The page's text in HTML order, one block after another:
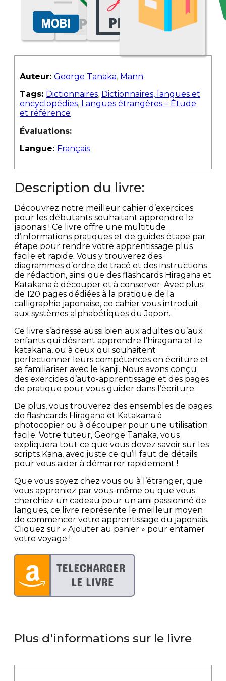
Auteur: George Tanaka, Mann
Tags: Dictionnaires, Dictionnaires, langues et
encyclopédies, Langues étrangères – Étude
et référence
Évaluations:
Langue: Français
Description du livre:
Découvrez notre meilleur cahier d’exercices
pour les débutants souhaitant apprendre le
japonais ! Ce livre offre une multitude
d’informations pratiques et de guides étape par
étape pour rendre votre apprentissage plus
facile et rapide. Vous y trouverez des
diagrammes d’ordre de tracé et des instructions
de rédaction, ainsi que des flashcards Hiragana et
Katakana à découper et à conserver. Avec plus
de 120 pages dédiées à la pratique de la
calligraphie japonaise, ce cahier vous introduit
aux systèmes alphabétiques du Japon.
Ce livre s’adresse aussi bien aux adultes qu’aux
enfants qui désirent apprendre l’hiragana et le
katakana, ou à ceux qui souhaitent
perfectionner leurs compétences en écriture et
se familiariser avec le kanji. Nous avons conçu
des exercices d’auto-apprentissage et des pages
de pratique pour vous guider dans l’écriture.
De plus, vous trouverez des ensembles de pages
de flashcards Hiragana et Katakana à
photocopier ou à découper pour une utilisation
facile. Votre tuteur, George Tanaka, vous
expliquera tout ce que vous devez savoir sur les
scripts Kana, avec juste ce qu’il faut de détails
pour vous aider à démarrer rapidement !
Que vous soyez chez vous ou à l’étranger, que
vous appreniez par vous-même ou que vous
cherchiez un cadeau pour un ami passionné de
langues, ce livre représente le meilleur moyen
de commencer votre apprentissage du japonais.
Cliquez sur « Ajouter au panier » pour entamer
votre voyage !
Plus d'informations sur le livre